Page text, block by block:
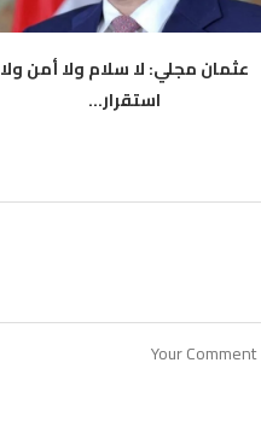
عثمان مجلي: لا سلام ولا أمن ولا
استقرار...